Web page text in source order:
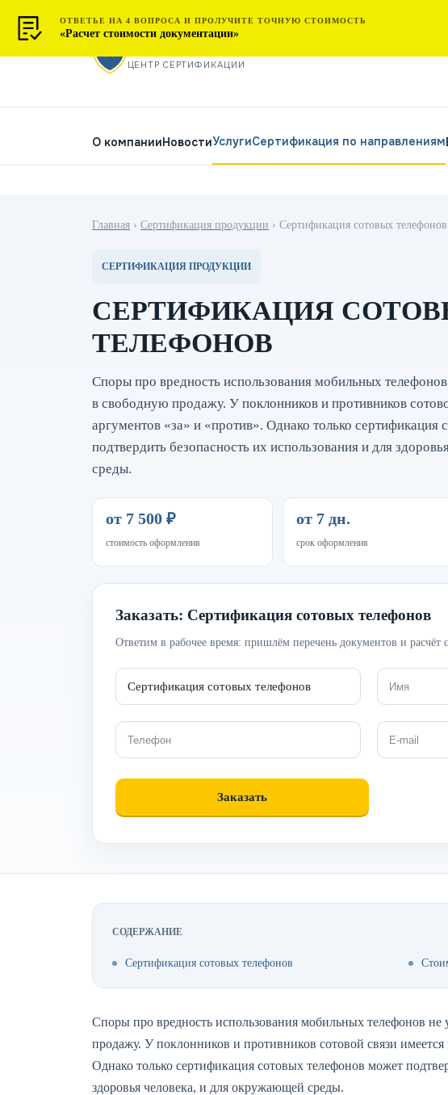
МОСТЕСТ
ЦЕНТР СЕРТИФИКАЦИИ
О компанииНовостиУслугиСертификация по направлениям
Главная › Сертификация продукции › Сертификация сотовых телефонов
СЕРТИФИКАЦИЯ ПРОДУКЦИИ
СЕРТИФИКАЦИЯ
ТЕЛЕФОНОВ
Споры про вредность использования мобильных
в свободную продажу. У поклонников и противников
аргументов «за» и «против». Однако только сертификация
подтвердить безопасность их использования и для
среды.
от 7 500 ₽
стоимость оформления
от 7 дн.
срок оформления
Заказать: Сертификация сотовых телефонов
Ответим в рабочее время: пришлём перечень документов и расчёт
СОДЕРЖАНИЕ
Сертификация сотовых телефонов
Споры про вредность использования мобильных телефонов
продажу. У поклонников и противников сотовой связи
Однако только сертификация сотовых телефонов может
здоровья человека, и для окружающей среды.
ОТВЕТЬЕ НА 4 ВОПРОСА И ПРОЛУЧИТЕ ТОЧНУЮ СТОИМОСТЬ
«Расчет стоимости документации»